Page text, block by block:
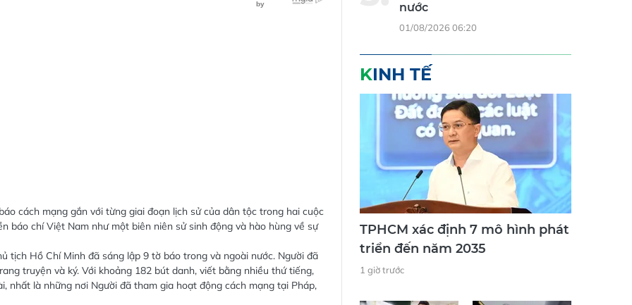
cách mạng gắn với từng giai đoạn lịch sử của dân tộc trong hai cuộc
báo chí Việt Nam như một biên niên sử sinh động và hào hùng về sự
tịch Hồ Chí Minh đã sáng lập 9 tờ báo trong và ngoài nước. Người đã
truyện và ký. Với khoảng 182 bút danh, viết bằng nhiều thứ tiếng,
nhất là những nơi Người đã tham gia hoạt động cách mạng tại Pháp,
nước
01/08/2026 06:20
KINH TẾ
TPHCM xác định 7 mô hình phát
triển đến năm 2035
1 giờ trước